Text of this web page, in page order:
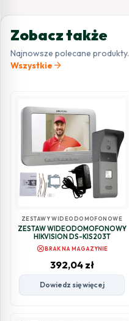
Zobacz także
Najnowsze polecane produkty.
Wszystkie arrow_forward
ZESTAWY WIDEODOMOFONOWE
ZESTAW WIDEODOMOFONOWY
HIKVISION DS-KIS203T
cancelBRAK NA MAGAZYNIE
392,04 zł
Dowiedz się więcej